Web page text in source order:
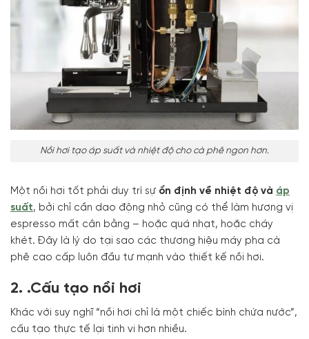
Nồi hơi tạo áp suất và nhiệt độ cho cà phê ngon hơn.
Một nồi hơi tốt phải duy trì sự ổn định về nhiệt độ và áp
suất, bởi chỉ cần dao động nhỏ cũng có thể làm hương vị
espresso mất cân bằng – hoặc quá nhạt, hoặc cháy
khét. Đây là lý do tại sao các thương hiệu máy pha cà
phê cao cấp luôn đầu tư mạnh vào thiết kế nồi hơi.
2. .Cấu tạo nồi hơi
Khác với suy nghĩ “nồi hơi chỉ là một chiếc bình chứa nước”,
cấu tạo thực tế lại tinh vi hơn nhiều.